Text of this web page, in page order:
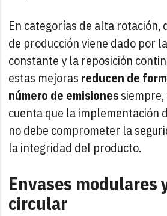
En categorías de alta rotación,
de producción viene dado por
constante y la reposición
estas mejoras reducen de
número de emisiones
cuenta que la implementación
no debe comprometer la
la integridad del producto.
Envases modulares
circular